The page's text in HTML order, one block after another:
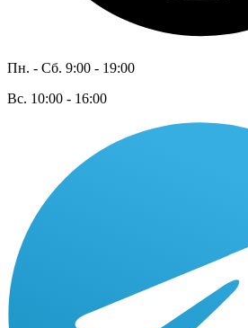
Пн. - Сб. 9:00 - 19:00
Вс. 10:00 - 16:00